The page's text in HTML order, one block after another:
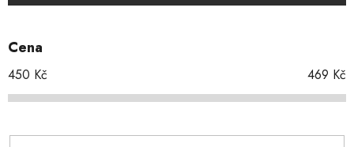
í
p
r
o
d
k
Cena
450 Kč 469 Kč